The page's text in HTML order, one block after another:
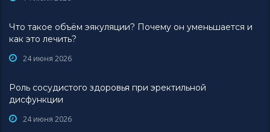
Что такое объём эякуляции? Почему он уменьшается и
как это лечить?
24 июня 2026
Роль сосудистого здоровья при эректильной
дисфункции
24 июня 2026